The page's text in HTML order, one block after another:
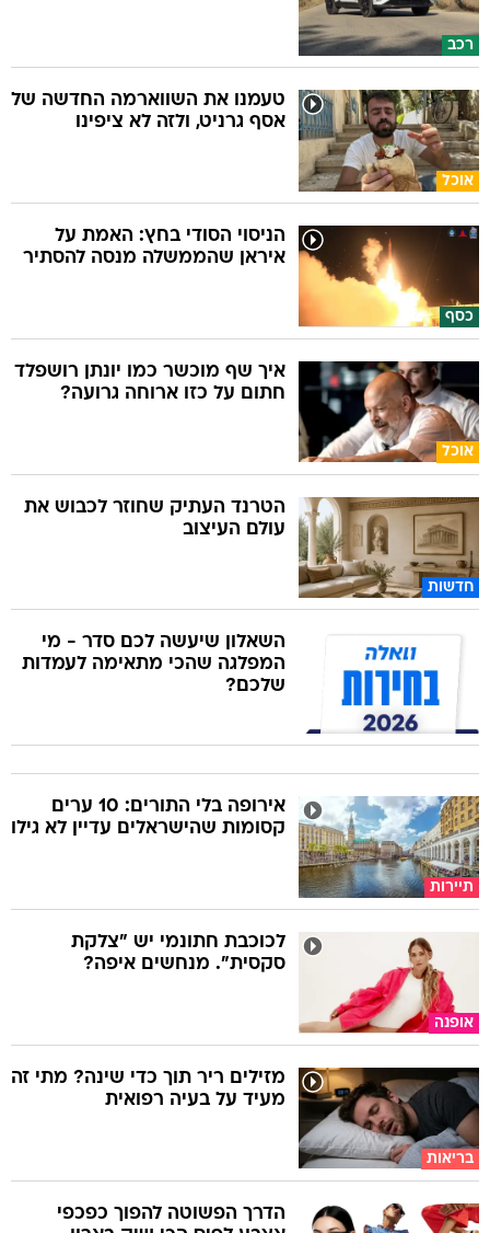
רכב
אוכל
טעמנו את השווארמה החדשה של
אסף גרניט, ולזה לא ציפינו
כסף
הניסוי הסודי בחץ: האמת על
איראן שהממשלה מנסה להסתיר
אוכל
איך שף מוכשר כמו יונתן רושפלד
חתום על כזו ארוחה גרועה?
חדשות
הטרנד העתיק שחוזר לכבוש את
עולם העיצוב
השאלון שיעשה לכם סדר - מי
המפלגה שהכי מתאימה לעמדות
שלכם?
תיירות
אירופה בלי התורים: 10 ערים
קסומות שהישראלים עדיין לא גילו
אופנה
לכוכבת חתונמי יש "צלקת
סקסית". מנחשים איפה?
בריאות
מזילים ריר תוך כדי שינה? מתי זה
מעיד על בעיה רפואית
הדרך הפשוטה להפוך כפכפי